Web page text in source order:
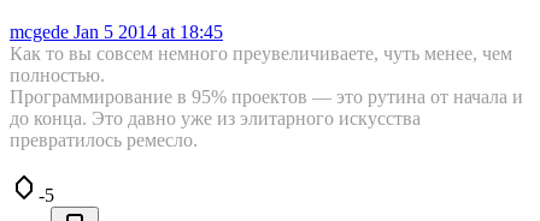
mcgede Jan 5 2014 at 18:45
Как то вы совсем немного преувеличиваете, чуть менее, чем
полностью.
Программирование в 95% проектов — это рутина от начала и
до конца. Это давно уже из элитарного искусства
превратилось ремесло.
-5